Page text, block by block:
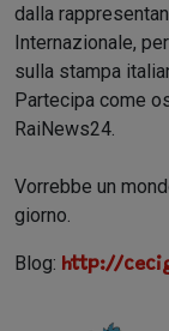
dalla
Internazionale,
sulla stampa
Partecipa come
RaiNews24.
Vorrebbe un
giorno.
Blog: http://